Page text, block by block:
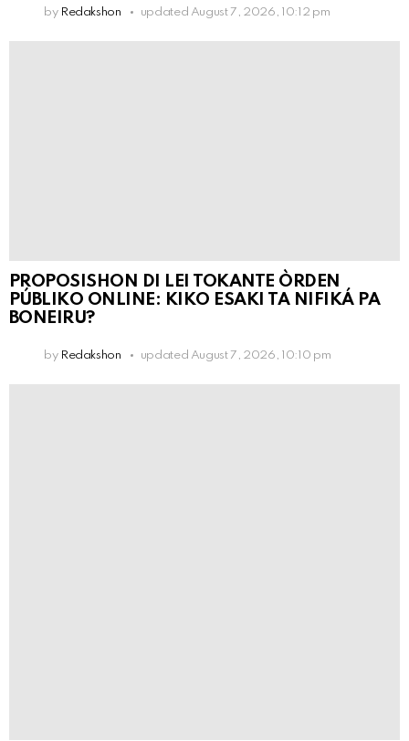
by Redakshon updated August 7, 2026, 10:12 pm
PROPOSISHON DI LEI TOKANTE ÒRDEN
PÚBLIKO ONLINE: KIKO ESAKI TA NIFIKÁ PA
BONEIRU?
by Redakshon updated August 7, 2026, 10:10 pm